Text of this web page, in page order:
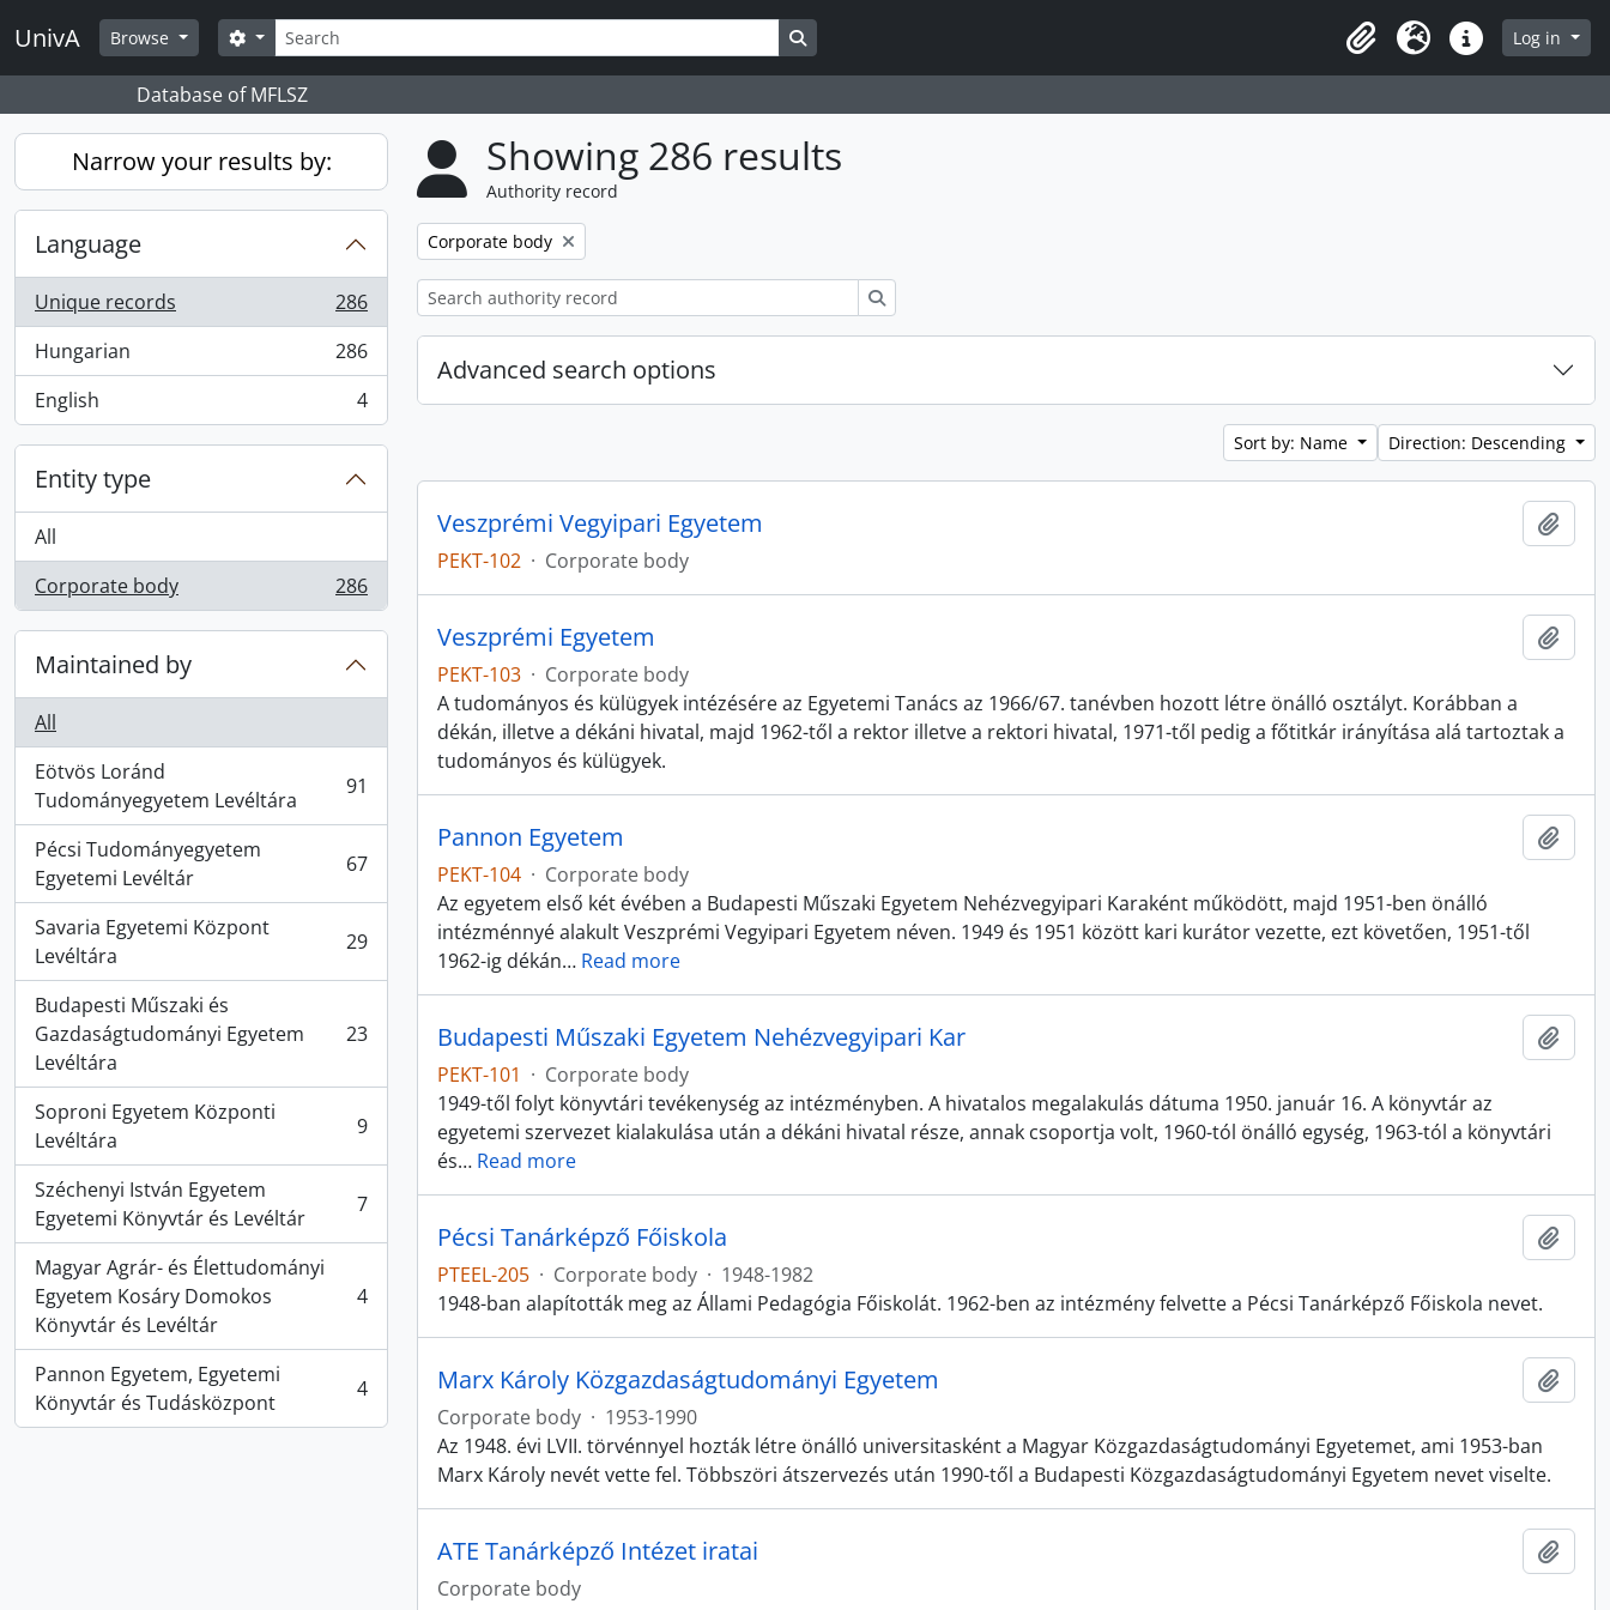
Skip to main content
UnivA Browse Search
Search options Search in browse page
ClipboardLanguageQuick linksLog in
Database of MFLSZ
Narrow your results by:
Language
Unique records
, 286 results
286
Hungarian
, 286 results
286
English
, 4 results 4
Entity type
All
Corporate body
, 286 results 286
Maintained by
All
Eötvös Loránd
Tudományegyetem Levéltára
, 91 results 91
Pécsi Tudományegyetem
Egyetemi Levéltár
, 67 results 67
Savaria Egyetemi Központ
Levéltára
, 29 results 29
Budapesti Műszaki és
Gazdaságtudományi Egyetem
Levéltára
, 23 results 23
Soproni Egyetem Központi
Levéltára
, 9 results 9
Széchenyi István Egyetem
Egyetemi Könyvtár és Levéltár
, 7 results 7
Magyar Agrár- és Élettudományi
Egyetem Kosáry Domokos
Könyvtár és Levéltár
, 4 results 4
Pannon Egyetem, Egyetemi
Könyvtár és Tudásközpont
, 4 results 4
Showing 286 results
Authority record
Remove filter:
Corporate body
Advanced search options
Sort by: Name Direction: Descending
Veszprémi Vegyipari Egyetem
PEKT-102 · Corporate body
Veszprémi Egyetem
PEKT-103 · Corporate body
A tudományos és külügyek intézésére az Egyetemi Tanács az 1966/67. tanévben hozott létre önálló osztályt. Korábban a
dékán, illetve a dékáni hivatal, majd 1962-től a rektor illetve a rektori hivatal, 1971-től pedig a főtitkár irányítása alá tartoztak a
tudományos és külügyek.
Pannon Egyetem
PEKT-104 · Corporate body
Az egyetem első két évében a Budapesti Műszaki Egyetem Nehézvegyipari Karaként működött, majd 1951-ben önálló
intézménnyé alakult Veszprémi Vegyipari Egyetem néven. 1949 és 1951 között kari kurátor vezette, ezt követően, 1951-től
1962-ig dékán… Read more
Budapesti Műszaki Egyetem Nehézvegyipari Kar
PEKT-101 · Corporate body
1949-től folyt könyvtári tevékenység az intézményben. A hivatalos megalakulás dátuma 1950. január 16. A könyvtár az
egyetemi szervezet kialakulása után a dékáni hivatal része, annak csoportja volt, 1960-tól önálló egység, 1963-tól a könyvtári
és… Read more
Pécsi Tanárképző Főiskola
PTEEL-205 · Corporate body · 1948-1982
1948-ban alapították meg az Állami Pedagógia Főiskolát. 1962-ben az intézmény felvette a Pécsi Tanárképző Főiskola nevet.
Marx Károly Közgazdaságtudományi Egyetem
Corporate body · 1953-1990
Az 1948. évi LVII. törvénnyel hozták létre önálló universitasként a Magyar Közgazdaságtudományi Egyetemet, ami 1953-ban
Marx Károly nevét vette fel. Többszöri átszervezés után 1990-től a Budapesti Közgazdaságtudományi Egyetem nevet viselte.
ATE Tanárképző Intézet iratai
Corporate body